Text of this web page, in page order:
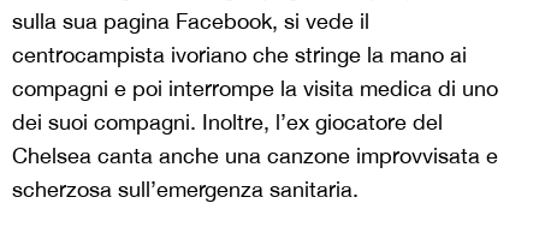
sulla sua pagina Facebook, si vede il
centrocampista ivoriano che stringe la mano ai
compagni e poi interrompe la visita medica di uno
dei suoi compagni. Inoltre, l’ex giocatore del
Chelsea canta anche una canzone improvvisata e
scherzosa sull’emergenza sanitaria.